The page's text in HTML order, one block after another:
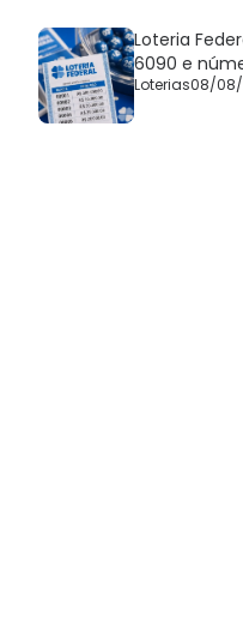
Loteria
6090 e
Loterias08/08/